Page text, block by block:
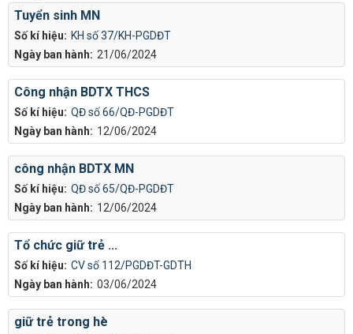
Số kí hiệu: KH số 37/KH-PGDĐT
Ngày ban hành: 21/06/2024
Tuyển sinh MN
Số kí hiệu: QĐ số 66/QĐ-PGDĐT
Ngày ban hành: 12/06/2024
Công nhận BDTX THCS
Số kí hiệu: QĐ số 65/QĐ-PGDĐT
Ngày ban hành: 12/06/2024
công nhận BDTX MN
Số kí hiệu: CV số 112/PGDĐT-GDTH
Ngày ban hành: 03/06/2024
Tổ chức giữ trẻ ...
giữ trẻ trong hè